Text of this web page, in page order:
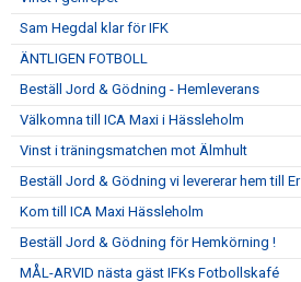
Sam Hegdal klar för IFK
ÄNTLIGEN FOTBOLL
Beställ Jord & Gödning - Hemleverans
Välkomna till ICA Maxi i Hässleholm
Vinst i träningsmatchen mot Älmhult
Beställ Jord & Gödning vi levererar hem till Er
Kom till ICA Maxi Hässleholm
Beställ Jord & Gödning för Hemkörning !
MÅL-ARVID nästa gäst IFKs Fotbollskafé